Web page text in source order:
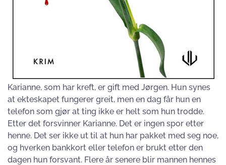
Karianne, som har kreft, er gift med Jørgen. Hun synes
at ekteskapet fungerer greit, men en dag får hun en
telefon som gjør at ting ikke er helt som hun trodde.
Etter det forsvinner Karianne. Det er ingen spor etter
henne. Det ser ikke ut til at hun har pakket med seg noe,
og hverken bankkort eller telefon er brukt etter den
dagen hun forsvant. Flere år senere blir mannen hennes